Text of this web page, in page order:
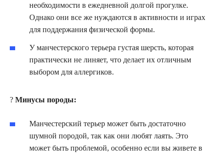
необходимости в ежедневной долгой прогулке.
Однако они все же нуждаются в активности и играх
для поддержания физической формы.
У манчестерского терьера густая шерсть, которая
практически не линяет, что делает их отличным
выбором для аллергиков.
? Минусы породы:
Манчестерский терьер может быть достаточно
шумной породой, так как они любят лаять. Это
может быть проблемой, особенно если вы живете в